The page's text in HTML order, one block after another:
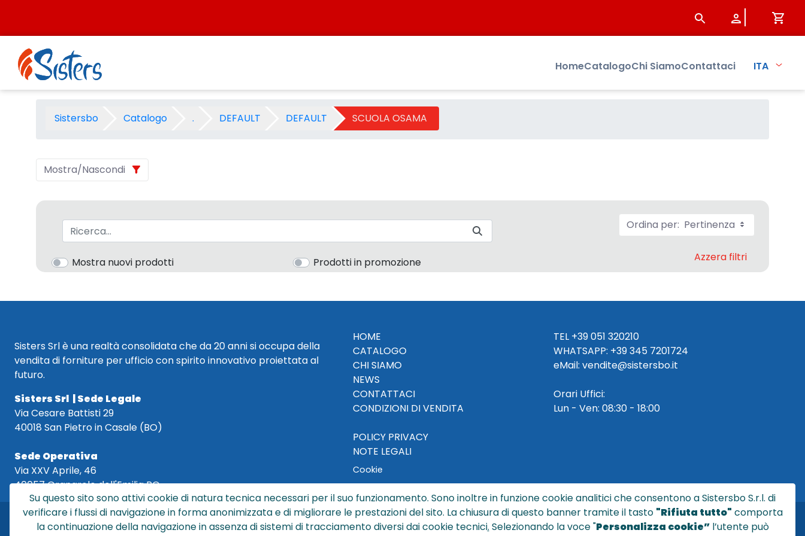
SCUOLA OSAMA 2002 - Categoria - Sistersbo
HomeCatalogoChi SiamoContattaci ITA
Sistersbo Catalogo . DEFAULT DEFAULT SCUOLA OSAMA
Mostra/Nascondi
Barra di ricerca
Mostra nuovi prodotti Prodotti in promozione
Ordina per: Pertinenza
Azzera filtri
Sisters Srl è una realtà consolidata che da 20 anni si occupa della
vendita di forniture per ufficio con spirito innovativo proiettata al
futuro.
Sisters Srl | Sede Legale
Via Cesare Battisti 29
40018 San Pietro in Casale (BO)
Sede Operativa
Via XXV Aprile, 46
40057 Granarolo dell'Emilia BO
HOME
CATALOGO
CHI SIAMO
NEWS
CONTATTACI
CONDIZIONI DI VENDITA
POLICY PRIVACY
NOTE LEGALI
Cookie
TEL +39 051 320210
WHATSAPP: +39345 7201724
eMail: vendite@sistersbo.it
Orari Uffici:
Lun - Ven: 08:30 - 18:00
© Copyright 2024 by Sisters S.r.l. - All rights reserved
Sisters S.r.l. - R.I. BO - N. REA 429992 - PEC sisterssrl@legalmail.it
Su questo sito sono attivi cookie di natura tecnica necessari per il suo funzionamento. Sono inoltre in funzione cookie analitici che consentono a Sistersbo S.r.l. di
verificare i flussi di navigazione in forma anonimizzata e di migliorare le prestazioni del sito. La chiusura di questo banner tramite il tasto "Rifiuta tutto" comporta
la continuazione della navigazione in assenza di sistemi di tracciamento diversi dai cookie tecnici. Selezionando la voce "Personalizza cookie”l’utente può